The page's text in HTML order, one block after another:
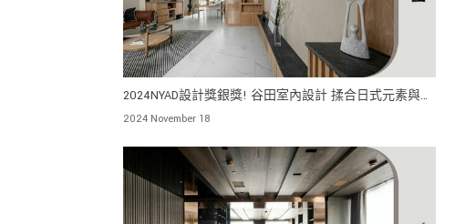
2024NYAD設計獎銀獎! 谷田室內設計 揉合日式元素與現
代風 創造富有書香韻味又不失現代感的居所
2024 November 18